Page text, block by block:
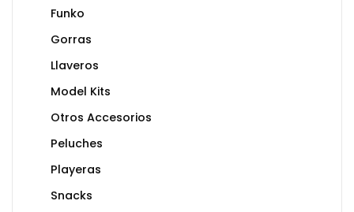
Funko
Gorras
Llaveros
Model Kits
Otros Accesorios
Peluches
Playeras
Snacks